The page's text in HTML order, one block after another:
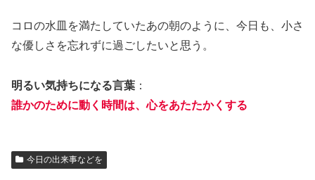
コロの水皿を満たしていたあの朝のように、今日も、小さ
な優しさを忘れずに過ごしたいと思う。
明るい気持ちになる言葉 ：
誰かのために動く時間は、心をあたたかくする
今日の出来事などを